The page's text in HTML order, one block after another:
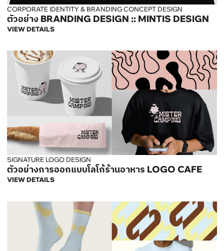
CORPORATE IDENTITY & BRANDING CONCEPT DESIGN
ตัวอย่าง BRANDING DESIGN :: MINTIS DESIGN
VIEW DETAILS
SIGNATURE LOGO DESIGN
ตัวอย่างการออกแบบโลโก้ร้านอาหาร LOGO CAFE
VIEW DETAILS